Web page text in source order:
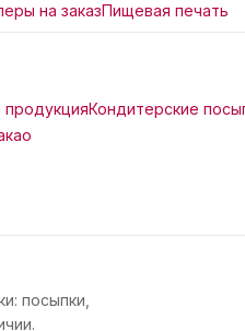
на заказПищевая печать
Кондитерские
посыпки,